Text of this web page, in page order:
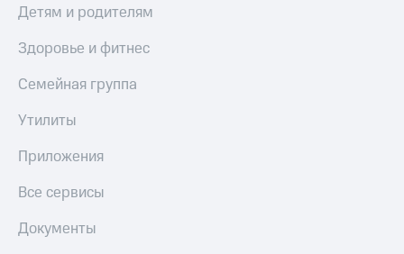
Детям и родителям
Здоровье и фитнес
Семейная группа
Утилиты
Приложения
Все сервисы
Документы